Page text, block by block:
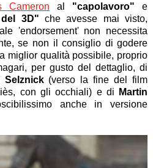
Cameron al "capolavoro"e
3D" che avesse mai visto,
'endorsement' non necessita
se non il consiglio di godere
miglior qualità possibile, proprio
per gusto del dettaglio, di
(verso la fine del film
con gli occhiali) e di
Martin
anche in versione